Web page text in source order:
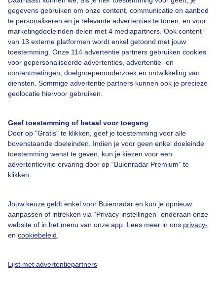
gegevens gebruiken om onze content, communicatie en aanbod
te personaliseren en je relevante advertenties te tonen, en voor
marketingdoeleinden delen met 4 mediapartners. Ook content
van 13 externe platformen wordt enkel getoond met jouw
toestemming. Onze 114 advertentie partners gebruiken cookies
voor gepersonaliseerde advertenties, advertentie- en
contentmetingen, doelgroepenonderzoek en ontwikkeling van
diensten. Sommige advertentie partners kunnen ook je precieze
geolocatie hiervoor gebruiken.
Geef toestemming of betaal voor toegang
Door op "Gratis" te klikken, geef je toestemming voor alle
bovenstaande doeleinden. Indien je voor geen enkel doeleinde
toestemming wenst te geven, kun je kiezen voor een
advertentievrije ervaring door op “Buienradar Premium” te
klikken.
Jouw keuze geldt enkel voor Buienradar en kun je opnieuw
aanpassen of intrekken via “Privacy-instellingen” onderaan onze
website of in het menu van onze app. Lees meer in ons privacy-
en cookiebeleid
Lijst met advertentiepartners
Over Buienradar
Bedrijfsgegevens
Veelgestelde vragen
Contact
Gebruikersvoorwaarden
Adverteren
Buienradar Team
Privacy beleid
Privacy instellingen
Gratis weerdata
Buienradar